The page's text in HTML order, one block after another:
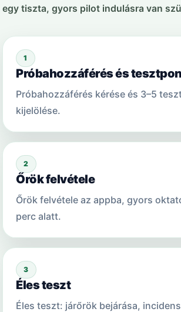
egy tiszta, gyors pilot indulásra van
1
Próbahozzáférés és
Próbahozzáférés kérése és 3–5
kijelölése.
2
Őrök felvétele
Őrök felvétele az appba, gyors
perc alatt.
3
Éles teszt
Éles teszt: járőrök bejárása,